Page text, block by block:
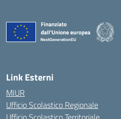
Link Esterni
MIUR
Ufficio Scolastico Regionale